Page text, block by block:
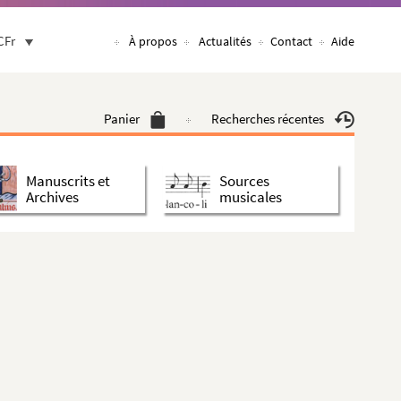
À propos Actualités Contact Aide
Panier Recherches récentes
Manuscrits et
Archives
Sources
musicales